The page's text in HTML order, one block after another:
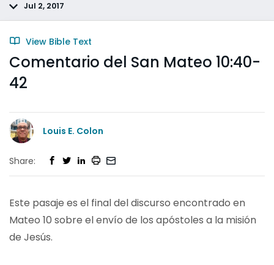
Jul 2, 2017
View Bible Text
Comentario del San Mateo 10:40-
42
Louis E. Colon
Share:
Este pasaje es el final del discurso encontrado en
Mateo 10 sobre el envío de los apóstoles a la misión
de Jesús.